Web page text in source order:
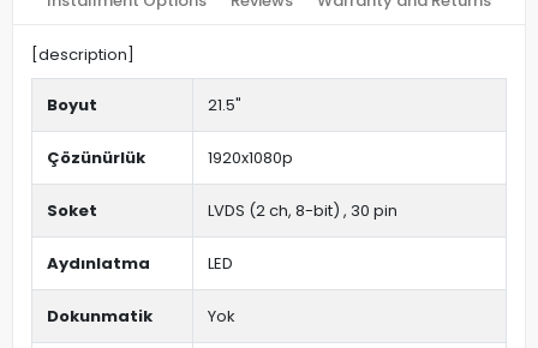
[description]
Boyut 21.5"
Çözünürlük 1920x1080p
Soket LVDS (2 ch, 8-bit) , 30 pin
Aydınlatma LED
Dokunmatik Yok